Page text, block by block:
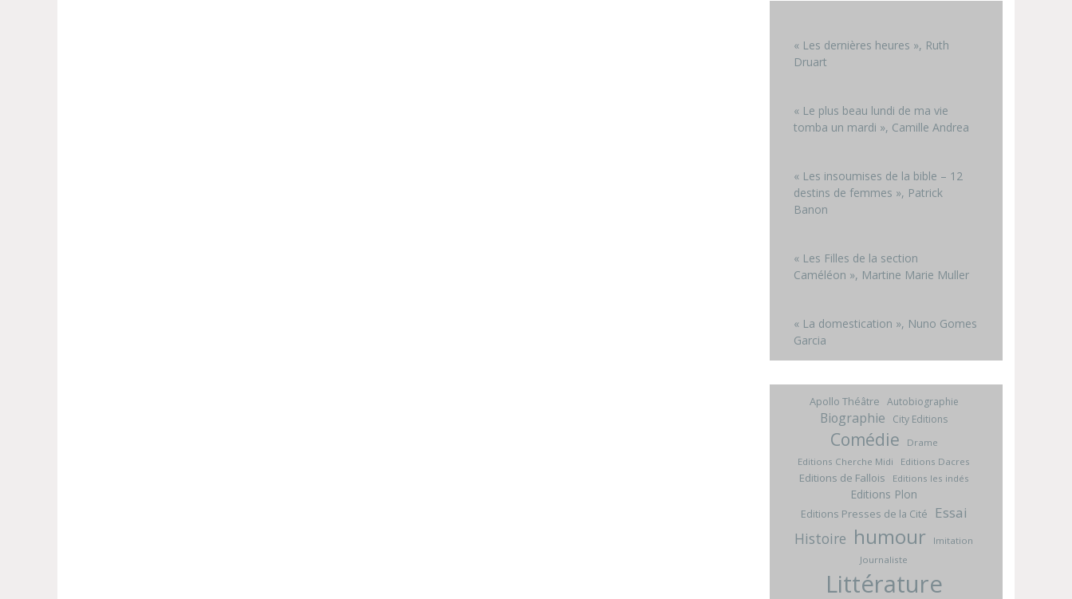
« Les dernières heures », Ruth
Druart
« Le plus beau lundi de ma vie
tomba un mardi », Camille Andrea
« Les insoumises de la bible – 12
destins de femmes », Patrick
Banon
« Les Filles de la section
Caméléon », Martine Marie Muller
« La domestication », Nuno Gomes
Garcia
Apollo Théâtre Autobiographie
Biographie City Editions
Comédie
Drame
Editions Cherche Midi
Editions Dacres
Editions de Fallois Editions les indés
Editions Plon
Editions Presses de la Cité Essai
Histoire humour
Imitation
Journaliste
Littérature